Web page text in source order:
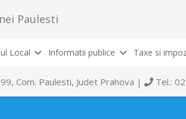
Paulesti
Local Informatii publice Taxe si
Com. Paulesti, Judet Prahova | Tel.: